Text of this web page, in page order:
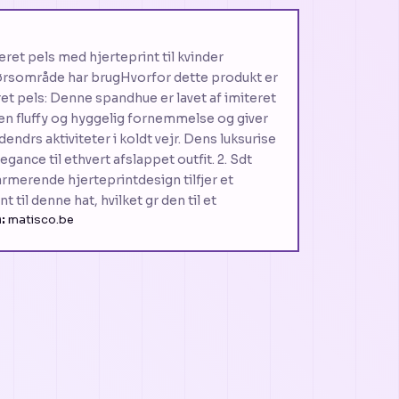
pels med hjerteprint til kvinder
har brugHvorfor dette produkt er
pels: Denne spandhue er lavet af imiteret
fluffy og hyggelig fornemmelse og giver
aktiviteter i koldt vejr. Dens luksurise
til ethvert afslappet outfit. 2. Sdt
hjerteprintdesign tilfjer et
til denne hat, hvilket gr den til et
matisco.be